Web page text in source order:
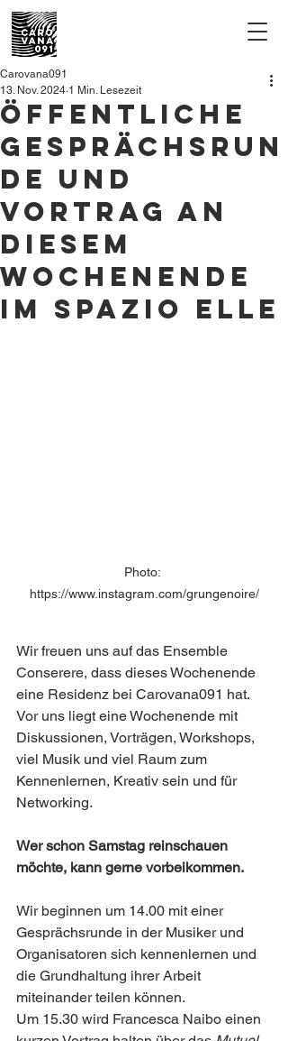
Öffentliche
Gesprächsrun
de und
Vortrag an
diesem
Wochenende
im spazio elle
Carovana091
13. Nov. 2024 1 Min. Lesezeit
Photo:
https://www.instagram.com/grungenoire/
Wir freuen uns auf das Ensemble
Conserere, dass dieses Wochenende
eine Residenz bei Carovana091 hat.
Vor uns liegt eine Wochenende mit
Diskussionen, Vorträgen, Workshops,
viel Musik und viel Raum zum
Kennenlernen, Kreativ sein und für
Networking.
Wer schon Samstag reinschauen
möchte, kann gerne vorbeikommen.
Wir beginnen um 14.00 mit einer
Gesprächsrunde in der Musiker und
Organisatoren sich kennenlernen und
die Grundhaltung ihrer Arbeit
miteinander teilen können.
Um 15.30 wird Francesca Naibo einen